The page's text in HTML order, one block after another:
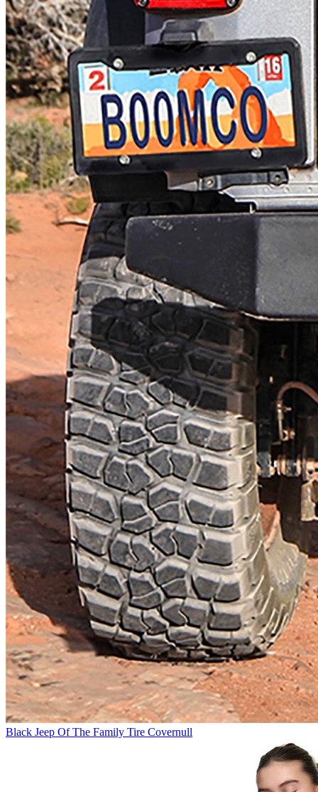
Black Jeep Of The Family Tire Covernull